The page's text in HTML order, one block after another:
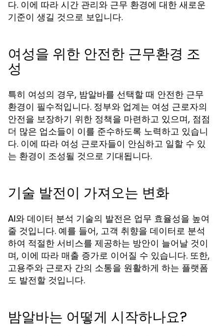
다. 이에 따라 시간 관리와 근무 환경에 대한 새로운
기준이 생길 것으로 보입니다.
여성을 위한 안전한 근무환경 조
성
특히 여성의 경우, 밤알바를 선택할 때 안전한 근무
환경이 필수적입니다. 정부와 업계는 여성 근로자의
안전을 보장하기 위한 정책을 마련하고 있으며, 점점
더 많은 업소들이 이를 준수하도록 노력하고 있습니
다. 이에 따라 여성 근로자들이 안심하고 일할 수 있
는 환경이 조성될 것으로 기대됩니다.
기술 발전이 가져오는 변화
AI와 데이터 분석 기술의 발전은 업무 효율성을 높여
줄 것입니다. 예를 들어, 고객 취향을 데이터로 분석
하여 적절한 서비스를 제공하는 방안이 늘어날 것이
며, 이에 따라 매출 증가로 이어질 수 있습니다. 또한,
고용주와 근로자 간의 소통을 원활하게 하는 플랫폼
도 발전할 것입니다.
밤알바는 어떻게 시작하나요?